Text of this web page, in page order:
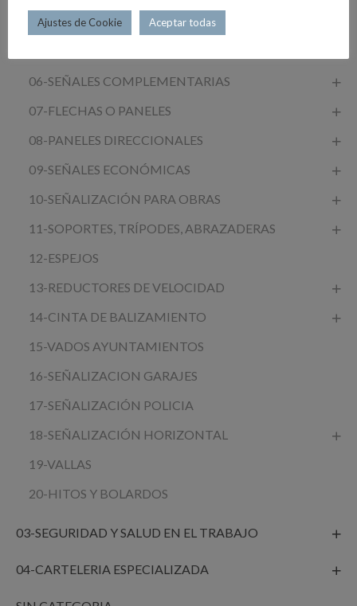
01-SEÑALES DE ACERO MOPU
06-SEÑALES COMPLEMENTARIAS
07-FLECHAS O PANELES
08-PANELES DIRECCIONALES
09-SEÑALES ECONÓMICAS
10-SEÑALIZACIÓN PARA OBRAS
11-SOPORTES, TRÍPODES, ABRAZADERAS
12-ESPEJOS
13-REDUCTORES DE VELOCIDAD
14-CINTA DE BALIZAMIENTO
15-VADOS AYUNTAMIENTOS
16-SEÑALIZACION GARAJES
17-SEÑALIZACIÓN POLICIA
18-SEÑALIZACIÓN HORIZONTAL
19-VALLAS
20-HITOS Y BOLARDOS
03-SEGURIDAD Y SALUD EN EL TRABAJO
04-CARTELERIA ESPECIALIZADA
Ajustes de Cookie Aceptar todas